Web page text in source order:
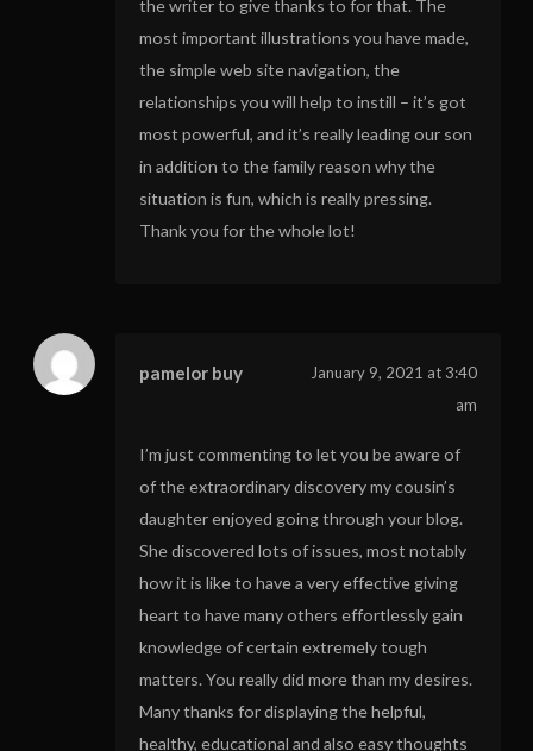
the writer to give thanks to for that. The
most important illustrations you have made,
the simple web site navigation, the
relationships you will help to instill – it’s got
most powerful, and it’s really leading our son
in addition to the family reason why the
situation is fun, which is really pressing.
Thank you for the whole lot!
pamelor buy
January 9, 2021 at 3:40
am
I’m just commenting to let you be aware of
of the extraordinary discovery my cousin’s
daughter enjoyed going through your blog.
She discovered lots of issues, most notably
how it is like to have a very effective giving
heart to have many others effortlessly gain
knowledge of certain extremely tough
matters. You really did more than my desires.
Many thanks for displaying the helpful,
healthy, educational and also easy thoughts